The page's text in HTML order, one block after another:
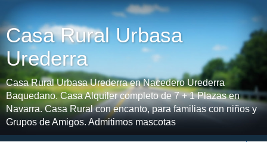
Casa Rural Urbasa
Urederra
Casa Rural Urbasa Urederra en Nacedero Urederra
Baquedano. Casa Alquiler completo de 7 + 1 Plazas en
Navarra. Casa Rural con encanto, para familias con niños y
Grupos de Amigos. Admitimos mascotas